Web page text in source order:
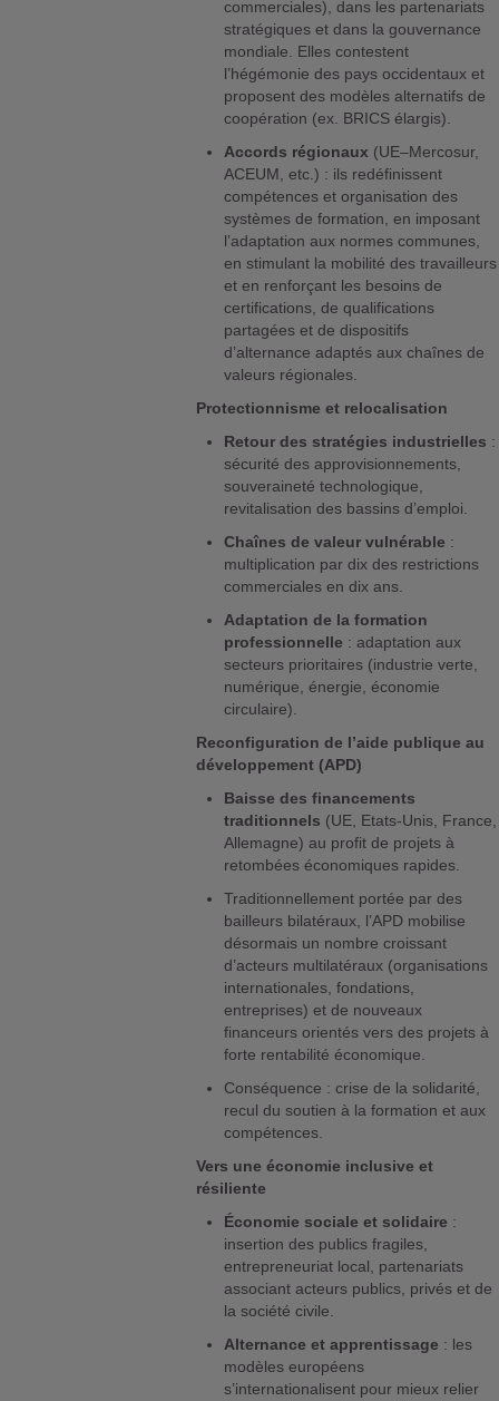
commerciales), dans les partenariats
stratégiques et dans la gouvernance
mondiale. Elles contestent
l’hégémonie des pays occidentaux et
proposent des modèles alternatifs de
coopération (ex. BRICS élargis).
Accords régionaux (UE–Mercosur,
ACEUM, etc.) : ils redéfinissent
compétences et organisation des
systèmes de formation, en imposant
l’adaptation aux normes communes,
en stimulant la mobilité des travailleurs
et en renforçant les besoins de
certifications, de qualifications
partagées et de dispositifs
d’alternance adaptés aux chaînes de
valeurs régionales.
Protectionnisme et relocalisation
Retour des stratégies industrielles :
sécurité des approvisionnements,
souveraineté technologique,
revitalisation des bassins d’emploi.
Chaînes de valeur vulnérable :
multiplication par dix des restrictions
commerciales en dix ans.
Adaptation de la formation
professionnelle : adaptation aux
secteurs prioritaires (industrie verte,
numérique, énergie, économie
circulaire).
Reconfiguration de l’aide publique au
développement (APD)
Baisse des financements
traditionnels (UE, Etats-Unis, France,
Allemagne) au profit de projets à
retombées économiques rapides.
Traditionnellement portée par des
bailleurs bilatéraux, l’APD mobilise
désormais un nombre croissant
d’acteurs multilatéraux (organisations
internationales, fondations,
entreprises) et de nouveaux
financeurs orientés vers des projets à
forte rentabilité économique.
Conséquence : crise de la solidarité,
recul du soutien à la formation et aux
compétences.
Vers une économie inclusive et
résiliente
Économie sociale et solidaire :
insertion des publics fragiles,
entrepreneuriat local, partenariats
associant acteurs publics, privés et de
la société civile.
Alternance et apprentissage : les
modèles européens
s’internationalisent pour mieux relier